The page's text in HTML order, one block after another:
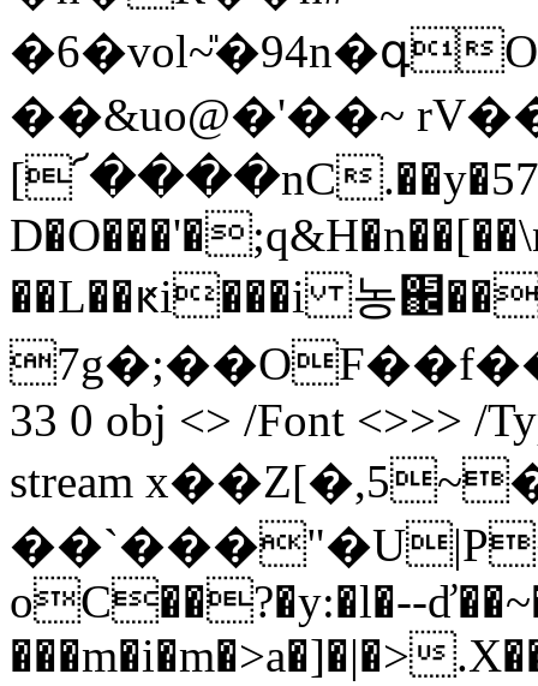
�6�vol~̎�94n�գ
��&uo@�'��~
[՜����nC
��L��ԟi���i 농
33 0 obj <> /Font <>>> /
stream
οC��?�y:�l�--
���m�i�m�>a�]�|�>